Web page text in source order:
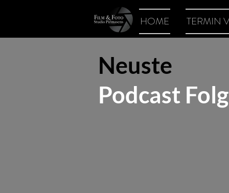
HOME TERMIN
Neuste
Podcast